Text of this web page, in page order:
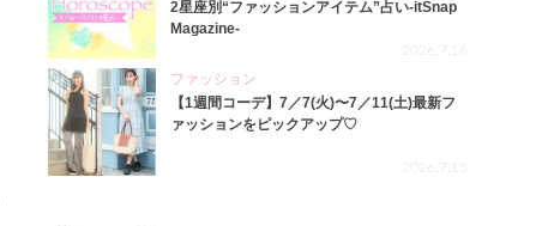
2星座別“ファッションアイテム”占い-itSnap
Magazine-
2026.7.16
ファッション
【1週間コーデ】7／7(火)〜7／11(土)最新フ
ァッションをピックアップ♡
2026.7.15